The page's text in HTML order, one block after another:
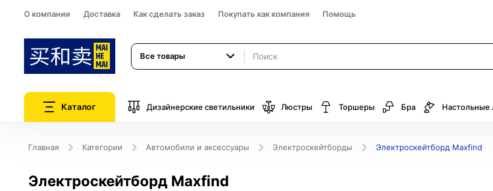
О компании Доставка Как сделать заказ Покупать как компания Помощь
Все товары
Каталог Дизайнерские светильники Люстры Торшеры Бра Настольные
Главная Категории Автомобили и аксессуары Электроскейтборды Электроскейтборд Maxfind
Электроскейтборд Maxfind